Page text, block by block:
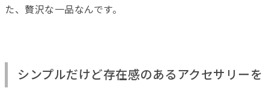
た、贅沢な一品なんです。
シンプルだけど存在感のあるアクセサリーを